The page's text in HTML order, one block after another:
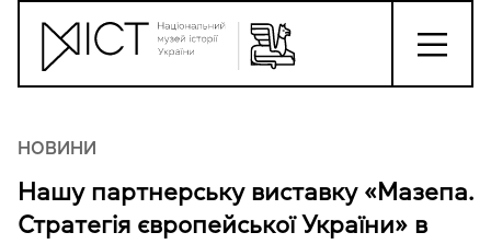
НОВИНИ
Нашу партнерську виставку «Мазепа.
Стратегія європейської України» в